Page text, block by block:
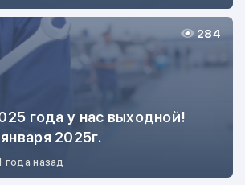
года у нас выходной!
2025г.
года назад
284